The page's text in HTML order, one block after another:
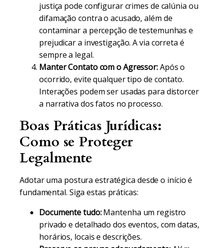
justiça pode configurar crimes de calúnia ou
difamação contra o acusado, além de
contaminar a percepção de testemunhas e
prejudicar a investigação. A via correta é
sempre a legal.
Manter Contato com o Agressor:Após o
ocorrido, evite qualquer tipo de contato.
Interações podem ser usadas para distorcer
a narrativa dos fatos no processo.
Boas Práticas Jurídicas:
Como se Proteger
Legalmente
Adotar uma postura estratégica desde o início é
fundamental. Siga estas práticas:
Documente tudo:Mantenha um registro
privado e detalhado dos eventos, com datas,
horários, locais e descrições.